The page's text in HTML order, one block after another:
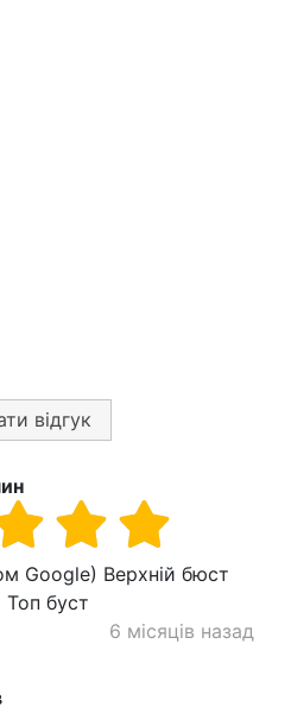
відгук
Google) Верхній бюст
Топ буст
6 місяців назад